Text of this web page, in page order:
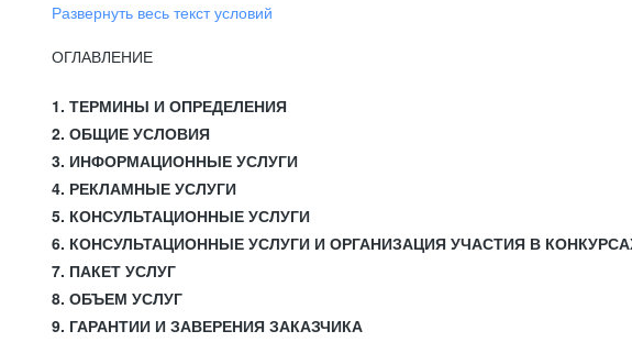
Развернуть весь текст условий
ОГЛАВЛЕНИЕ
1. ТЕРМИНЫ И ОПРЕДЕЛЕНИЯ
2. ОБЩИЕ УСЛОВИЯ
3. ИНФОРМАЦИОННЫЕ УСЛУГИ
4. РЕКЛАМНЫЕ УСЛУГИ
5. КОНСУЛЬТАЦИОННЫЕ УСЛУГИ
6. КОНСУЛЬТАЦИОННЫЕ УСЛУГИ И ОРГАНИЗАЦИЯ УЧАСТИЯ В
7. ПАКЕТ УСЛУГ
8. ОБЪЕМ УСЛУГ
9. ГАРАНТИИ И ЗАВЕРЕНИЯ ЗАКАЗЧИКА